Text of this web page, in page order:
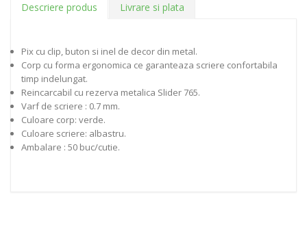
Descriere produs Livrare si plata
Pix cu clip, buton si inel de decor din metal.
Corp cu forma ergonomica ce garanteaza scriere confortabila
timp indelungat.
Reincarcabil cu rezerva metalica Slider 765.
Varf de scriere : 0.7 mm.
Culoare corp: verde.
Culoare scriere: albastru.
Ambalare : 50 buc/cutie.